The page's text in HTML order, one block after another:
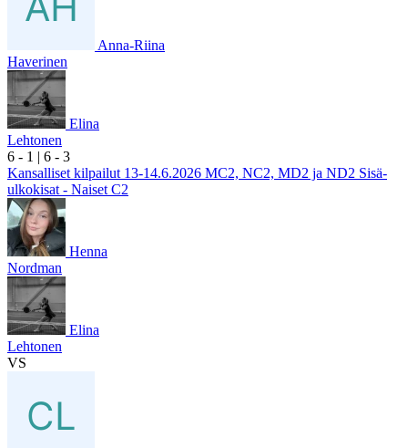
Anna-Riina
Haverinen
Elina
Lehtonen
6 - 1 | 6 - 3
Kansalliset kilpailut 13-14.6.2026 MC2, NC2, MD2 ja ND2 Sisä-
ulkokisat - Naiset C2
Henna
Nordman
Elina
Lehtonen
VS